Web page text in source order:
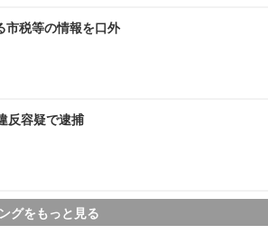
市税等の情報を口外
反容疑で逮捕
グをもっと見る